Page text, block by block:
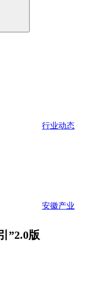
行业动态
安徽产业
”2.0版